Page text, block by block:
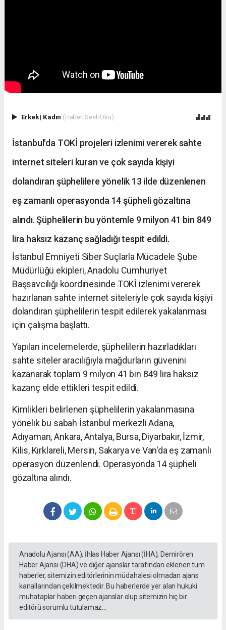
Erkek| Kadın (Haberi Sesli Oku)
İstanbul'da TOKİ projeleri izlenimi vererek sahte
internet siteleri kuran ve çok sayıda kişiyi
dolandıran şüphelilere yönelik 13 ilde düzenlenen
eş zamanlı operasyonda 14 şüpheli gözaltına
alındı. Şüphelilerin bu yöntemle 9 milyon 41 bin 849
lira haksız kazanç sağladığı tespit edildi.
İstanbul Emniyeti Siber Suçlarla Mücadele Şube
Müdürlüğü ekipleri, Anadolu Cumhuriyet
Başsavcılığı koordinesinde TOKİ izlenimi vererek
hazırlanan sahte internet siteleriyle çok sayıda kişiyi
dolandıran şüphelilerin tespit edilerek yakalanması
için çalışma başlattı.
Yapılan incelemelerde, şüphelilerin hazırladıkları
sahte siteler aracılığıyla mağdurların güvenini
kazanarak toplam 9 milyon 41 bin 849 lira haksız
kazanç elde ettikleri tespit edildi.
Kimlikleri belirlenen şüphelilerin yakalanmasına
yönelik bu sabah İstanbul merkezli Adana,
Adıyaman, Ankara, Antalya, Bursa, Diyarbakır, İzmir,
Kilis, Kırklareli, Mersin, Sakarya ve Van'da eş zamanlı
operasyon düzenlendi. Operasyonda 14 şüpheli
gözaltına alındı.
Anadolu Ajansı (AA), İhlas Haber Ajansı (İHA), Demirören
Haber Ajansı (DHA) ve diğer ajanslar tarafından eklenen tüm
haberler, sitemizin editörlerinin müdahalesi olmadan ajans
kanallarından çekilmektedir. Bu haberlerde yer alan hukuki
muhataplar haberi geçen ajanslar olup sitemizin hiç bir
editörü sorumlu tutulamaz...